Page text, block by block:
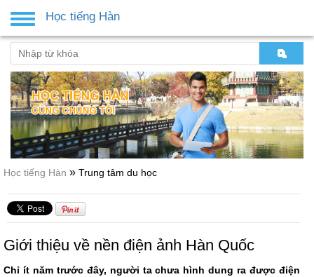
Học tiếng Hàn » Trung tâm du học
Giới thiệu về nền điện ảnh Hàn Quốc
Chỉ ít năm trước đây, người ta chưa hình dung ra được điện
Toggle
navigation
Học tiếng Hàn